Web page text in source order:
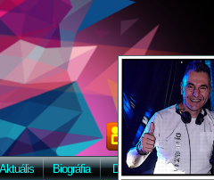
Aktuális Biográfia Discográfia Képek